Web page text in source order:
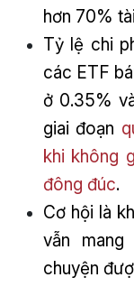
hơn 70%
Tỷ lệ chi
các ETF
ở 0.35%
giai đoạn
khi không
đông đúc
Cơ hội là
vẫn
chuyện